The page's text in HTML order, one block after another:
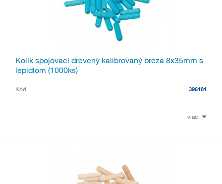
Kolík spojovací drevený kalibrovaný breza 8x35mm s
lepidlom (1000ks)
Kód 396181
viac